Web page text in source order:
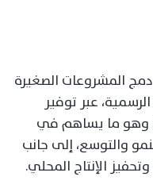
المشروعات الصغيرة
عبر توفير
وهو ما يساهم في
والتوسع، إلى جانب
الإنتاج المحلي.